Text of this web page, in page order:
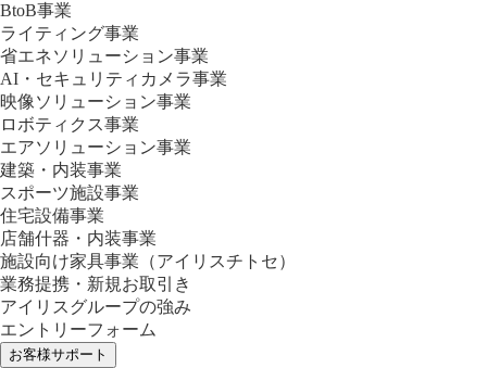
BtoB事業
ライティング事業
省エネソリューション事業
AI・セキュリティカメラ事業
映像ソリューション事業
ロボティクス事業
エアソリューション事業
建築・内装事業
スポーツ施設事業
住宅設備事業
店舗什器・内装事業
施設向け家具事業 （アイリスチトセ）
業務提携・新規お取引き
アイリスグループの強み
エントリーフォーム
お客様サポート